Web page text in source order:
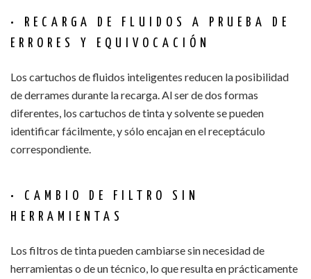
• RECARGA DE FLUIDOS A PRUEBA DE
ERRORES Y EQUIVOCACIÓN
Los cartuchos de fluidos inteligentes reducen la posibilidad
de derrames durante la recarga. Al ser de dos formas
diferentes, los cartuchos de tinta y solvente se pueden
identificar fácilmente, y sólo encajan en el receptáculo
correspondiente.
• CAMBIO DE FILTRO SIN
HERRAMIENTAS
Los filtros de tinta pueden cambiarse sin necesidad de
herramientas o de un técnico, lo que resulta en prácticamente